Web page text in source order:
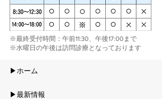
​※最終受付時間：午前11:30、午後17:00まで
※水曜日の午後は訪問診療となっております​
▶ホーム
▶最新情報